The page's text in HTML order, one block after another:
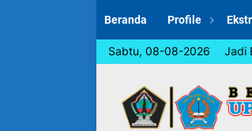
Beranda Profile
Sabtu, 08-08-2026
Dalam rangka memperingati Hari Jadi